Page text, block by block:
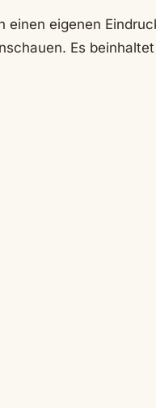
einen eigenen
Es